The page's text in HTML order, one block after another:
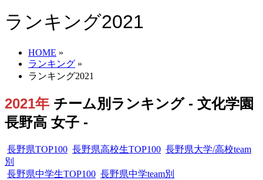
ランキング2021
HOME »
ランキング »
ランキング2021
2021年 チーム別ランキング - 文化学園
長野高 女子 -
長野県TOP100 長野県高校生TOP100 長野県大学/高校team
別
長野県中学生TOP100 長野県中学team別